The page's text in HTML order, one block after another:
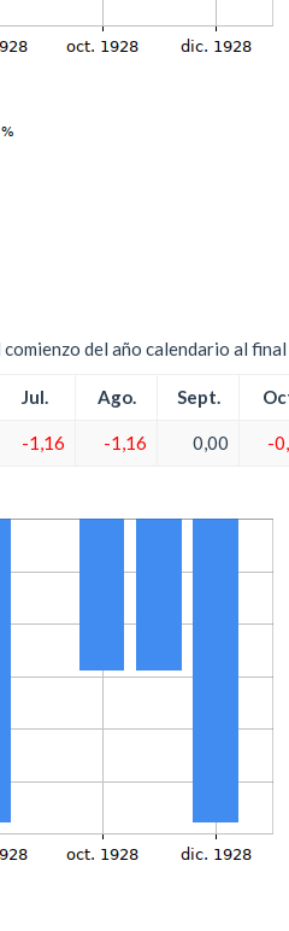
del año calendario al
Jul. Ago. Sept.
-1,16 -1,16 0,00 -